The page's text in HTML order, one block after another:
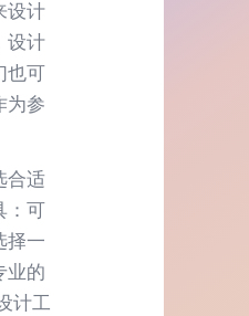
设计
设计
可
为参
合适
可
择一
业的
计工